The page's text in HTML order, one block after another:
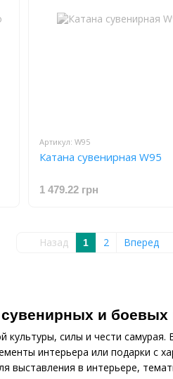
и боевых
культуры, силы и чести
интерьера или подарки с
выставления в интерьере,
Артикул: W95
Катана сувенирная W95
1 479.22 грн
Назад 1 2 Вперед